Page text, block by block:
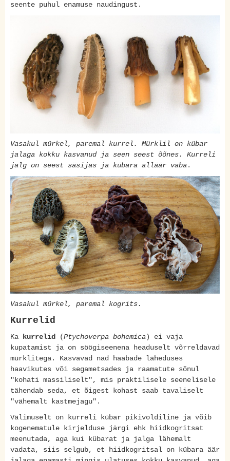
seente puhul enamuse naudingust.
Vasakul mürkel, paremal kurrel. Mürklil on kübar
jalaga kokku kasvanud ja seen seest õõnes. Kurreli
jalg on seest säsijas ja kübara alläär vaba.
Vasakul mürkel, paremal kogrits.
Kurrelid
Ka kurrelid (Ptychoverpa bohemica) ei vaja
kupatamist ja on söögiseenena headuselt võrreldavad
mürklitega. Kasvavad nad haabade läheduses
haavikutes või segametsades ja raamatute sõnul
"kohati massiliselt", mis praktilisele seenelisele
tähendab seda, et õigest kohast saab tavaliselt
"vähemalt kastmejagu".
Välimuselt on kurreli kübar pikivoldiline ja võib
kogenematule kirjelduse järgi ehk hiidkogritsat
meenutada, aga kui kübarat ja jalga lähemalt
vadata, siis selgub, et hiidkogritsal on kübara äär